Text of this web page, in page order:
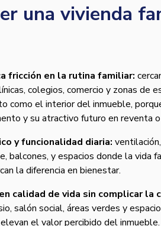
una vivienda
fricción en la rutina familiar:
colegios, comercio y zonas de
como el interior del inmueble,
y su atractivo futuro en reventa
y funcionalidad diaria:
balcones, y espacios donde la vida
la diferencia en bienestar.
calidad de vida sin complicar la
salón social, áreas verdes y
el valor percibido del inmueble.